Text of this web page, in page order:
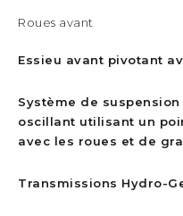
Roues avant
Essieu avant pivotant
Système de
oscillant utilisant un
avec les roues et de
Transmissions Hydro-